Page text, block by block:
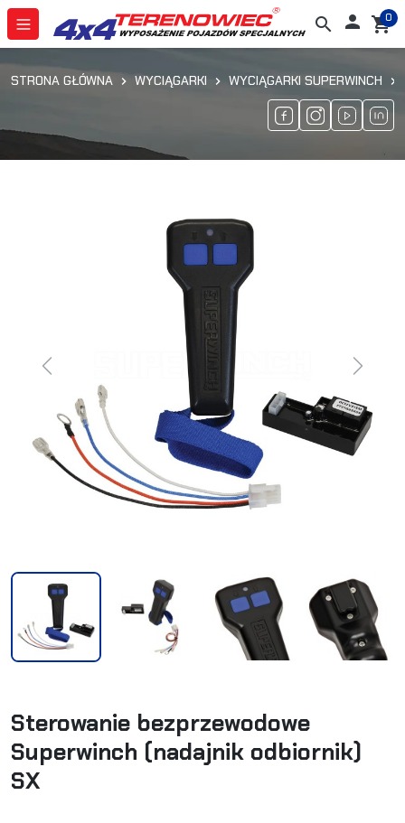
search  shopping_cart
0
STRONA GŁÓWNA WYCIĄGARKI WYCIĄGARKI SUPERWINCH
Previous Next
Sterowanie bezprzewodowe
Superwinch (nadajnik odbiornik)
SX